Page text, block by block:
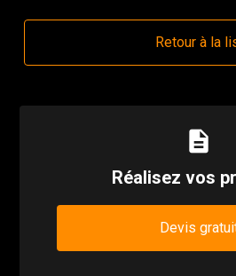
Retour à la
description
Réalisez vos
Devis